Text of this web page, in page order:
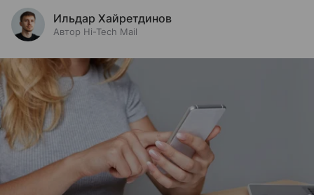
Ильдар Хайретдинов
Автор Hi-Tech Mail